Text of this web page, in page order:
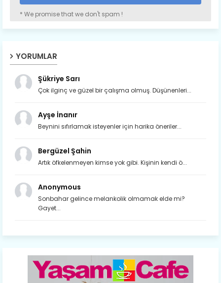
* We promise that we don't spam !
YORUMLAR
Şükriye Sarı
Çok ilginç ve güzel bir çalışma olmuş. Düşünenleri...
Ayşe İnanır
Beynini sıfırlamak isteyenler için harika öneriler...
Bergüzel Şahin
Artık öfkelenmeyen kimse yok gibi. Kişinin kendi ö...
Anonymous
Sonbahar gelince melankolik olmamak elde mi?
Gayet...